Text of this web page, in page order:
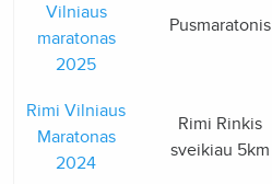
Vilniaus
maratonas
2025
Pusmaratonis
Rimi Vilniaus
Maratonas
2024
Rimi Rinkis
sveikiau 5km